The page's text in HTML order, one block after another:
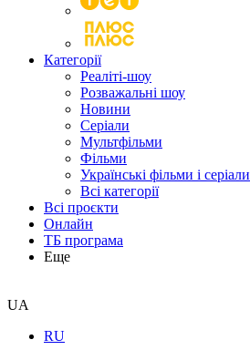
Категорії
Реаліті-шоу
Розважальні шоу
Новини
Серіали
Мультфільми
Фільми
Українські фільми і серіали
Всі категорії
Всі проєкти
Онлайн
ТБ програма
Еще
UA
RU